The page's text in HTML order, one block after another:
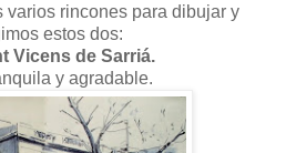
varios rincones para dibujar y
estos dos:
Vicens de Sarriá.
y agradable.